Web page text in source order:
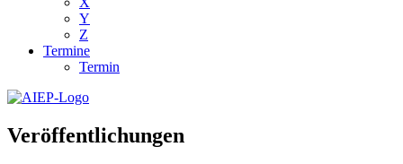
Y
Z
Termine
Termin
Veröffentlichungen